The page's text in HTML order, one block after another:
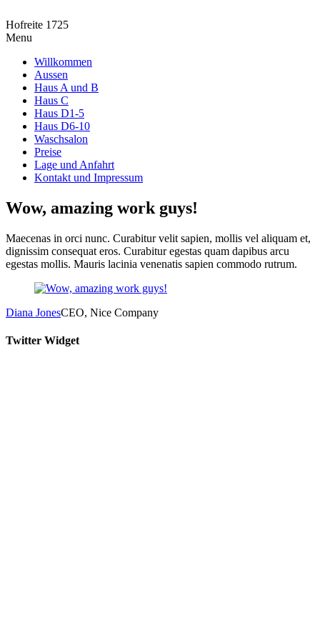
Hofreite 1725
Menu
Willkommen
Aussen
Haus A und B
Haus C
Haus D1-5
Haus D6-10
Waschsalon
Preise
Lage und Anfahrt
Kontakt und Impressum
Wow, amazing work guys!
Maecenas in orci nunc. Curabitur velit sapien, mollis vel aliquam et,
dignissim consequat eros. Curabitur egestas quam dapibus arcu
egestas mollis. Mauris lacinia venenatis sapien commodo rutrum.
Diana JonesCEO, Nice Company
Twitter Widget